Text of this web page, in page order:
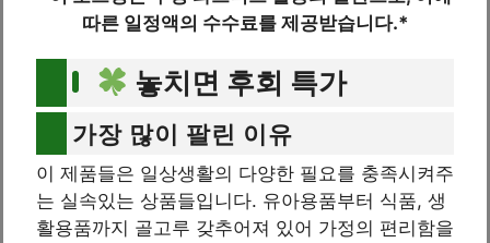
따른 일정액의 수수료를 제공받습니다.*
놓치면 후회 특가
가장 많이 팔린 이유
이 제품들은 일상생활의 다양한 필요를 충족시켜주
는 실속있는 상품들입니다. 유아용품부터 식품, 생
활용품까지 골고루 갖추어져 있어 가정의 편리함을